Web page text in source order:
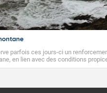
parfois ces jours-ci un
en lien avec des conditions
Mais qu'est-ce que la tramontane ?
dans un secteur qui part du